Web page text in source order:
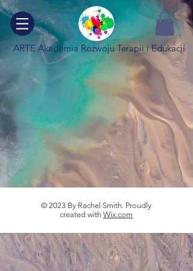
ARTE Akademia Rozwoju Terapii i Edukacji
© 2023 By Rachel Smith. Proudly
created with Wix.com